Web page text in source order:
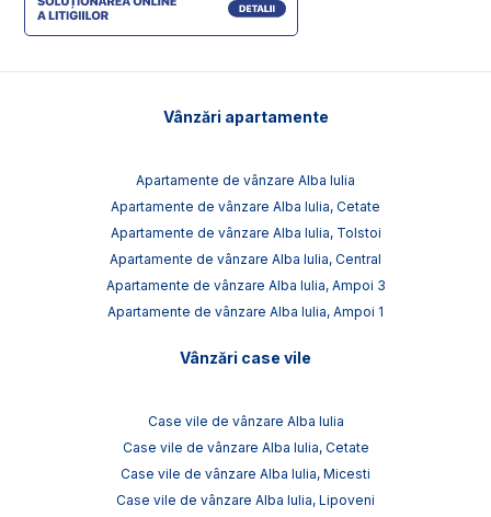
Vânzări apartamente
Apartamente de vânzare Alba Iulia
Apartamente de vânzare Alba Iulia, Cetate
Apartamente de vânzare Alba Iulia, Tolstoi
Apartamente de vânzare Alba Iulia, Central
Apartamente de vânzare Alba Iulia, Ampoi 3
Apartamente de vânzare Alba Iulia, Ampoi 1
Vânzări case vile
Case vile de vânzare Alba Iulia
Case vile de vânzare Alba Iulia, Cetate
Case vile de vânzare Alba Iulia, Micesti
Case vile de vânzare Alba Iulia, Lipoveni